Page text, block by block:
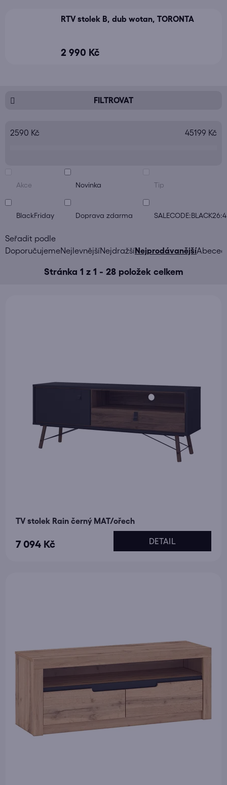
RTV stolek B, dub wotan, TORONTA
2 990 Kč
Stránka 1 z 1 - 28položek celkem
Ř
DoporučujemeNejlevnějšíNejdražšíNejprodávanější
2590 Kč 45199 Kč
Akce Novinka Tip
BlackFriday Doprava zdarma
d
t
ů
TV stolek Rain černý MAT/ořech
7 094 Kč DETAIL